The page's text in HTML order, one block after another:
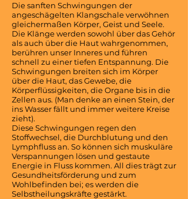
Die sanften Schwingungen der
angeschägelten Klangschale verwöhnen
gleichermaßen Körper, Geist und Seele.
Die Klänge werden sowohl über das Gehör
als auch über die Haut wahrgenommen,
berühren unser Inneres und führen
schnell zu einer tiefen Entspannung. Die
Schwingungen breiten sich im Körper
über die Haut, das Gewebe, die
Körperflüssigkeiten, die Organe bis in die
Zellen aus. (Man denke an einen Stein, der
ins Wasser fällt und immer weitere Kreise
zieht).
Diese Schwingungen regen den
Stoffwechsel, die Durchblutung und den
Lymphfluss an. So können sich muskuläre
Verspannungen lösen und gestaute
Energie in Fluss kommen. All dies trägt zur
Gesundheitsförderung und zum
Wohlbefinden bei; es werden die
Selbstheilungskräfte gestärkt.